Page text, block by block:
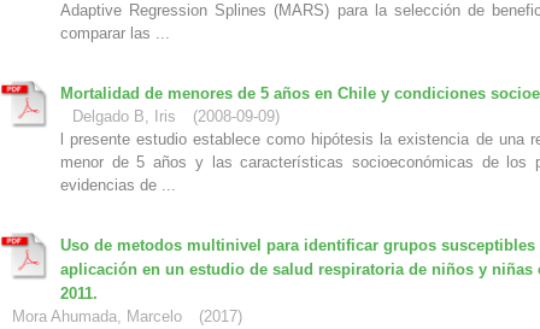
Adaptive Regression Splines (MARS) para la selección de
comparar las ...
Mortalidad de menores de 5 años en Chile y condiciones
Delgado B, Iris
(2008-09-09)
l presente estudio establece como hipótesis la existencia de una
menor de 5 años y las características socioeconómicas de los
evidencias de ...
Uso de metodos multinivel para identificar grupos
aplicación en un estudio de salud respiratoria de niños y niñas
2011.
Mora Ahumada, Marcelo
(2017)